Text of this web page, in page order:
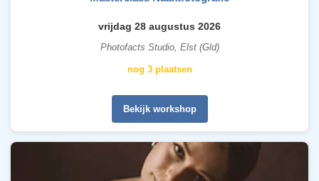
vrijdag 28 augustus 2026
Photofacts Studio, Elst (Gld)
nog 3 plaatsen
Bekijk workshop